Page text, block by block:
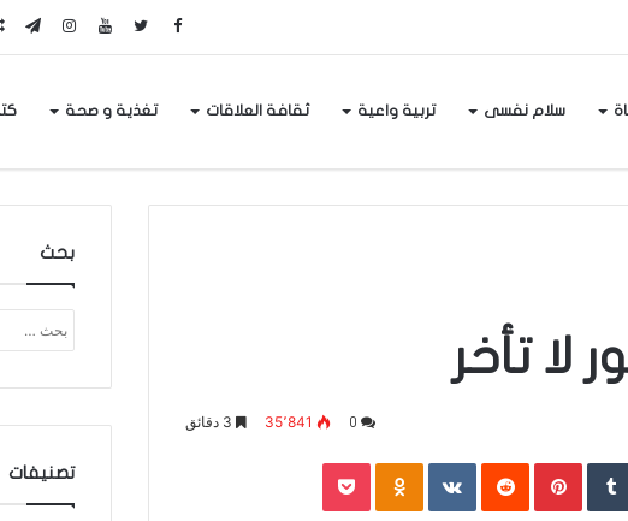
سلام نفسى تربية واعية ثقافة العلاقات تغذية و صحة
لا تأخر
35٬841
Pinterest
Odnoklassniki
Pocket
بحث
تصنيفات